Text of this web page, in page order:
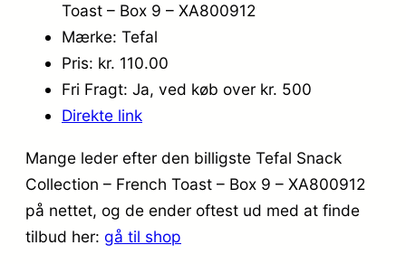
Toast – Box 9 – XA800912
Mærke: Tefal
Pris: kr. 110.00
Fri Fragt: Ja, ved køb over kr. 500
Direkte link
Mange leder efter den billigste Tefal Snack
Collection – French Toast – Box 9 – XA800912
på nettet, og de ender oftest ud med at finde
tilbud her: gå til shop